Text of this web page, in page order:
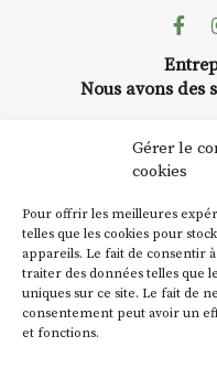
Gérer le
cookies
Pour offrir les meilleures
telles que les cookies pour
appareils. Le fait de consentir
traiter des données telles que
uniques sur ce site. Le fait de
consentement peut avoir un
et fonctions.
Nous avons des